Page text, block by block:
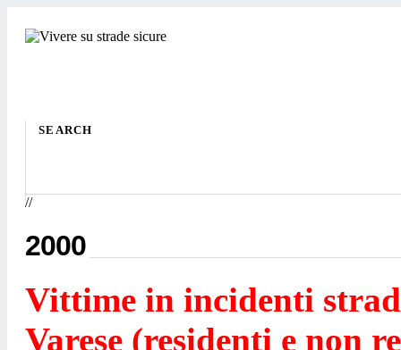
SEARCH
//
2000
Vittime in incidenti
Varese (residenti e non